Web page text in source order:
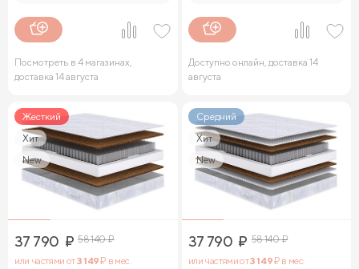
Посмотреть в 4 магазинах,
доставка 14 августа
Доступно онлайн, доставка 14
августа
Жесткий
Хит
New
37 790 ₽ 58 140₽
или частями от3 149₽ в мес.
Средний
Хит
New
37 790 ₽ 58 140₽
или частями от3 149₽ в мес.